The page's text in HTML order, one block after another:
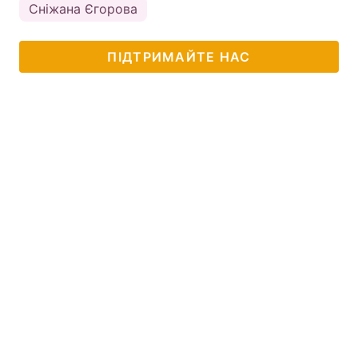
Сніжана Єгорова
ПІДТРИМАЙТЕ НАС